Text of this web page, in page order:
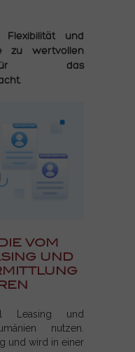
und
zu wertvollen
für das
vom
und
Leasing und
nutzen.
und wird in einer